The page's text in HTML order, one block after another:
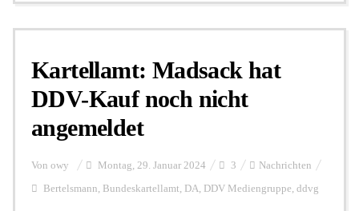
Kartellamt: Madsack hat
DDV-Kauf noch nicht
angemeldet
Von owy Montag, 29. Januar 2024 3 Nachrichten
Bertelsmann, Bundeskartellamt, DA, DDV Mediengruppe, ddvg